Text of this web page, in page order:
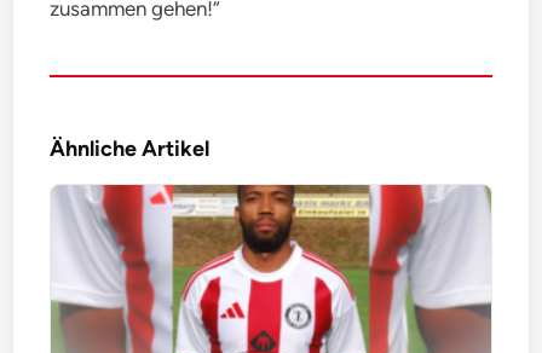
zusammen gehen!“
Ähnliche Artikel